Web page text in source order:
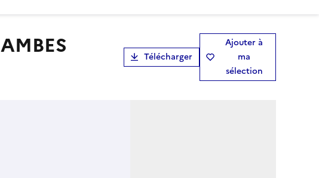
Télécharger
Ajouter à
ma
sélection